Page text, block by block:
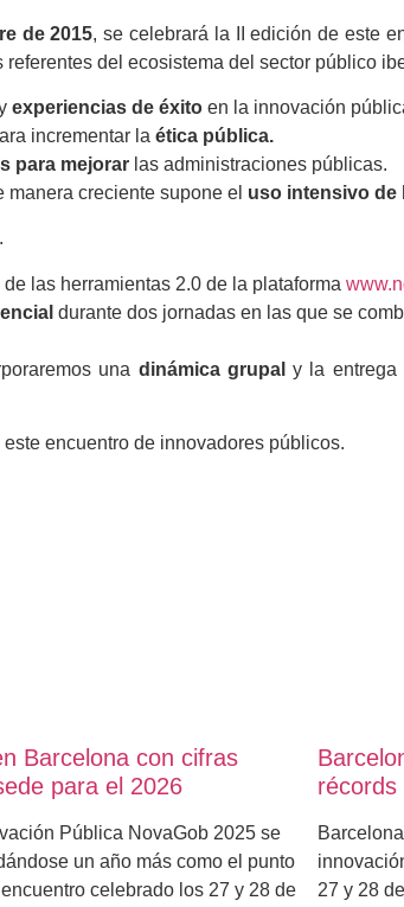
de 2015, se celebrará la II edición de este
del ecosistema del sector público
experiencias de éxito en la innovación
incrementar la ética pública.
para mejorar las administraciones públicas.
creciente supone el uso intensivo de
.
de las herramientas 2.0 de la plataforma
durante dos jornadas en las que se
una dinámica grupal y la entrega
encuentro de innovadores públicos.
Barcelona con cifras
para el 2026
Pública NovaGob 2025 se
un año más como el punto
celebrado los 27 y 28 de
récords
27 y 28